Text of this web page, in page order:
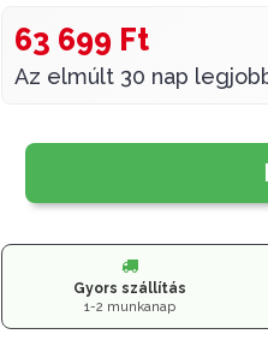
63 699 Ft
Az elmúlt 30 nap
Gyors szállítás
1-2 munkanap